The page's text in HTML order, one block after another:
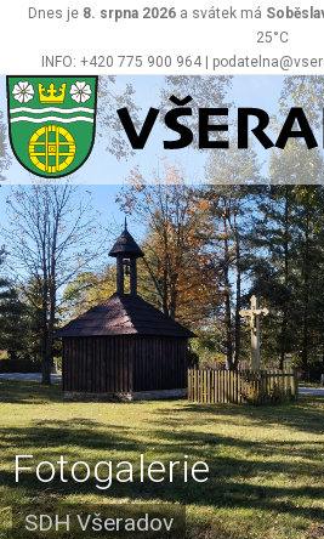
INFO: +420 775 900 964 |
Dnes je 8. srpna 2026 a svátek má
25°C
Všeradov
Fotogalerie
SDH Všeradov